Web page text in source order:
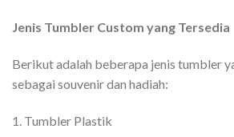
Jenis Tumbler Custom yang Tersedia
Berikut adalah beberapa jenis tumbler
sebagai souvenir dan hadiah:
1. Tumbler Plastik